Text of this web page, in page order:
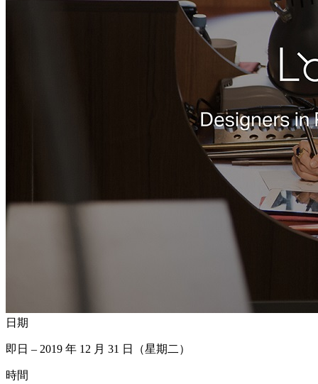
日期
即日 – 2019 年 12 月 31 日（星期二）
時間